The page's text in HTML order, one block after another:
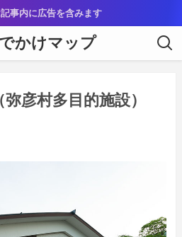
事内に広告を含みます
かけマップ
彦村多目的施設）